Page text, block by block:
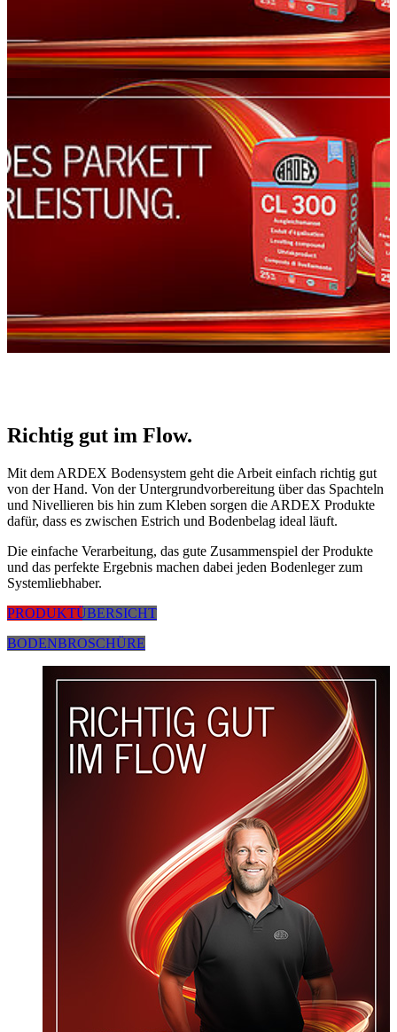
Richtig gut im Flow.
Mit dem ARDEX Bodensystem geht die Arbeit einfach richtig gut
von der Hand. Von der Untergrundvorbereitung über das Spachteln
und Nivellieren bis hin zum Kleben sorgen die ARDEX Produkte
dafür, dass es zwischen Estrich und Bodenbelag ideal läuft.
Die einfache Verarbeitung, das gute Zusammenspiel der Produkte
und das perfekte Ergebnis machen dabei jeden Bodenleger zum
Systemliebhaber.
PRODUKTÜBERSICHT
BODENBROSCHÜRE